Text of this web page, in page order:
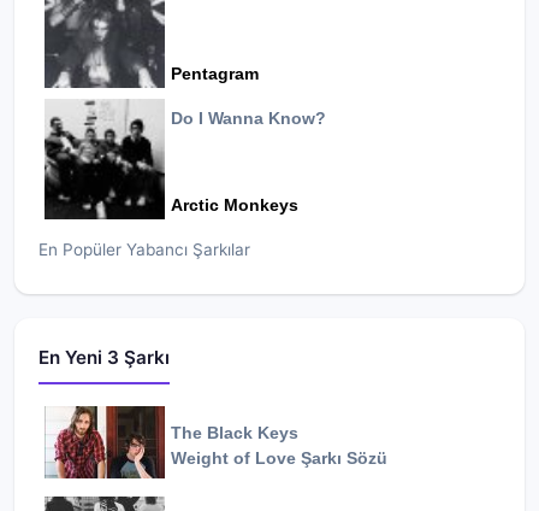
Pentagram
Do I Wanna Know?
Arctic Monkeys
En Popüler Yabancı Şarkılar
En Yeni 3 Şarkı
The Black Keys
Weight of Love Şarkı Sözü